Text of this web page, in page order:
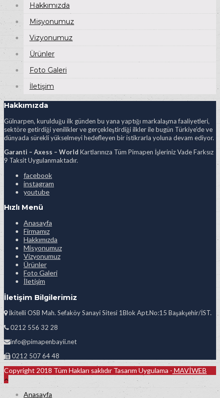
Hakkımızda
Misyonumuz
Vizyonumuz
Ürünler
Foto Galeri
İletişim
Hakkımızda
Gülnarpen, kurulduğu ilk günden bu yana yaptığı markalaşma faaliyetleri,
sektöre getirdiği yenilikler ve gerçekleştirdiği ilkler ile bugün Türkiye’de ve
dünyada sürekli yükselmeyi hedefleyen bir istikrarla yoluna devam ediyor.
Garanti – Axess – World Kartlarınıza Tüm Pimapen İşleriniz Vade Farksız
9 Taksit Uygulanmaktadır.
facebook
instagram
youtube
Hızlı Menü
Anasayfa
Firmamız
Hakkımızda
Misyonumuz
Vizyonumuz
Ürünler
Foto Galeri
İletişim
İletişim Bilgilerimiz
İkitelli OSB Mah. Sefaköy Sanayi Sitesi 1Blok Apt.No:15 Başakşehir/İST.
0212 556 32 28
info@pimapenbayii.net
0212 507 64 48
Copyright 2018 Tüm Hakları saklıdır Tasarım Uygulama - MAVİWEB
Anasayfa